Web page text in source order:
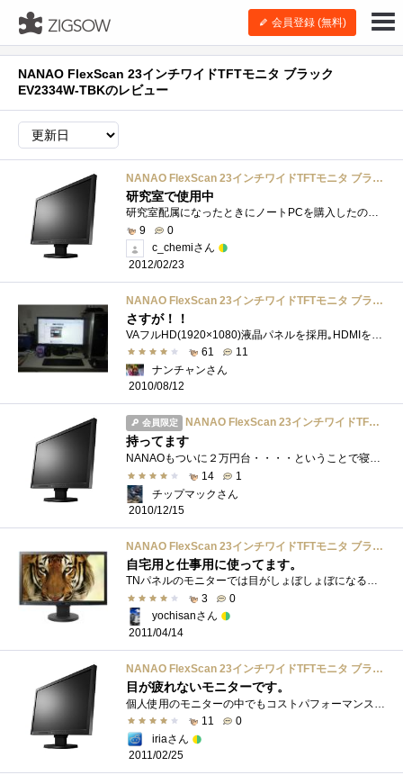
会員登録 (無料)
NANAO FlexScan 23インチワイドTFTモニタ ブラック
EV2334W-TBKのレビュー
NANAO FlexScan 23インチワイドTFTモニタ ブラック EV2334W-TBK
研究室で使用中
研究室配属になったときにノートPCを購入したのですが、ふだん家で使ってたモニターWUXGAの非光沢だったため光沢＆WXGAのモニターに満足できずに...
9
0
c_chemiさん
2012/02/23
NANAO FlexScan 23インチワイドTFTモニタ ブラック EV2334W-TBK
さすが！！
61
11
ナンチャンさん
2010/08/12
会員限定 NANAO FlexScan 23インチワイドTFTモニタ ブラック EV2334W-TBK
持ってます
NANAOもついに２万円台・・・・ということで寝室用に購入しました。MacBookAirとHDMIでつないでみてビックリ。ものすごく画質が悪い（涙）真剣に返�...
14
1
チップマックさん
2010/12/15
NANAO FlexScan 23インチワイドTFTモニタ ブラック EV2334W-TBK
自宅用と仕事用に使ってます。
TNパネルのモニターでは目がしょぼしょぼになるので地場の優 eizo VAパネルのこの製品を購入。動きの速いティロップ等は残像が残りますが、動...
3
0
yochisanさん
2011/04/14
NANAO FlexScan 23インチワイドTFTモニタ ブラック EV2334W-TBK
目が疲れないモニターです。
11
0
iriaさん
2011/02/25